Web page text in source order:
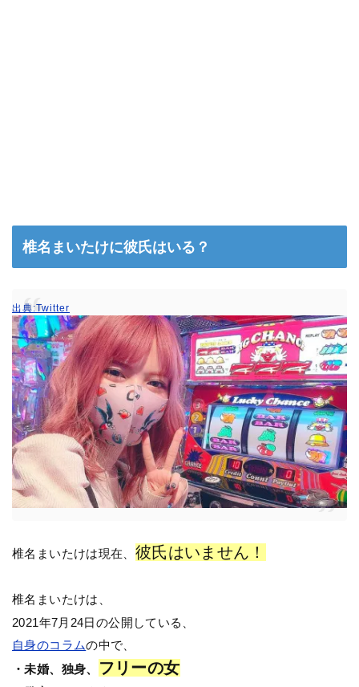
椎名まいたけに彼氏はいる？
出典:Twitter
椎名まいたけは現在、 彼氏はいません！
椎名まいたけは、
2021年7月24日の公開している、
自身のコラムの中で、
・未婚、独身、
フリーの女